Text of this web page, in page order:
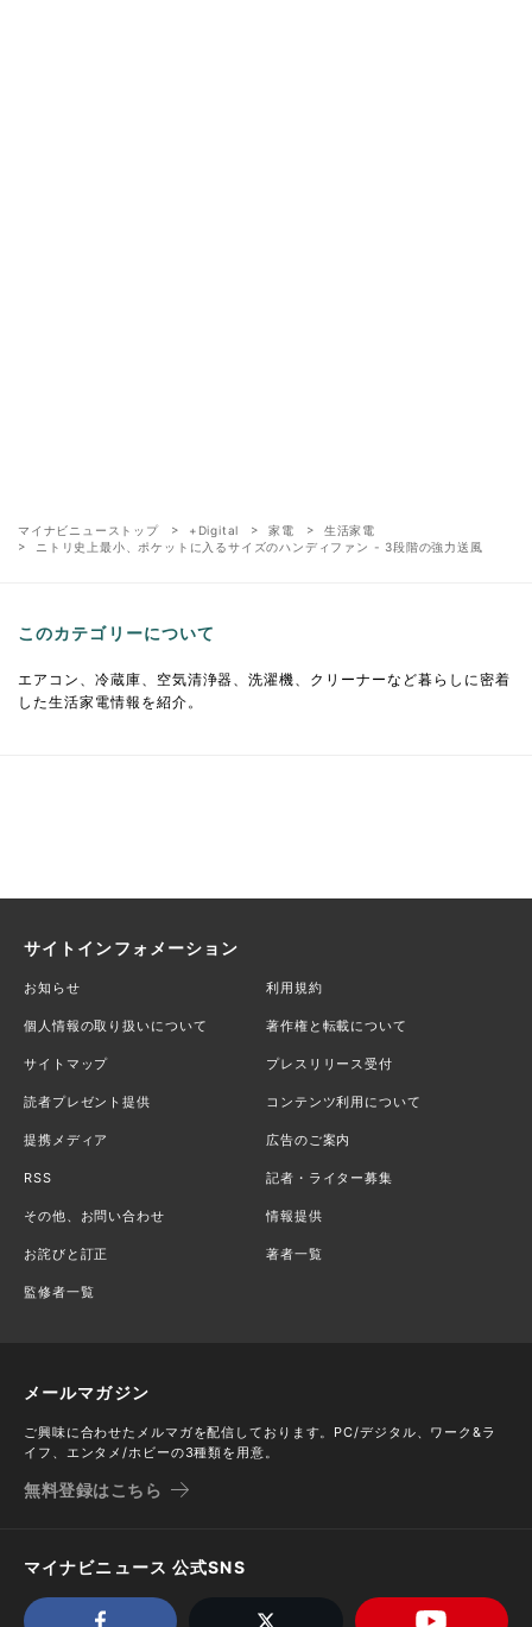
マイナビニューストップ +Digital 家電
生活家電
ニトリ史上最小、ポケットに入るサイズのハンディファン - 3段階の強力送風
このカテゴリーについて
エアコン、冷蔵庫、空気清浄器、洗濯機、クリーナーなど暮らしに密着
した生活家電情報を紹介。
サイトインフォメーション
お知らせ 利用規約
個人情報の取り扱いについて 著作権と転載について
サイトマップ プレスリリース受付
読者プレゼント提供 コンテンツ利用について
提携メディア 広告のご案内
RSS 記者・ライター募集
その他、お問い合わせ 情報提供
お詫びと訂正 著者一覧
監修者一覧
メールマガジン
ご興味に合わせたメルマガを配信しております。PC/デジタル、ワーク&ラ
イフ、エンタメ/ホビーの3種類を用意。
無料登録はこちら
マイナビニュース 公式SNS